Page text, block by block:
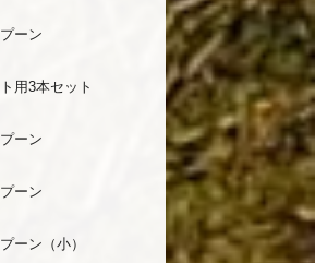
ーン
用3本セット
ーン
ーン
ーン（小）